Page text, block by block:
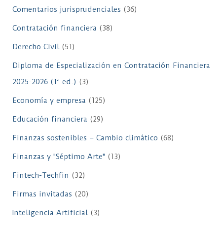
Comentarios jurisprudenciales (36)
Contratación financiera (38)
Derecho Civil(51)
Diploma de Especialización en Contratación Financiera
2025-2026 (1ª ed.) (3)
Economía y empresa (125)
Educación financiera (29)
Finanzas sostenibles – Cambio climático (68)
Finanzas y "Séptimo Arte" (13)
Fintech-Techfin (32)
Firmas invitadas (20)
Inteligencia Artificial(3)